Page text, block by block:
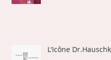
L'Icône